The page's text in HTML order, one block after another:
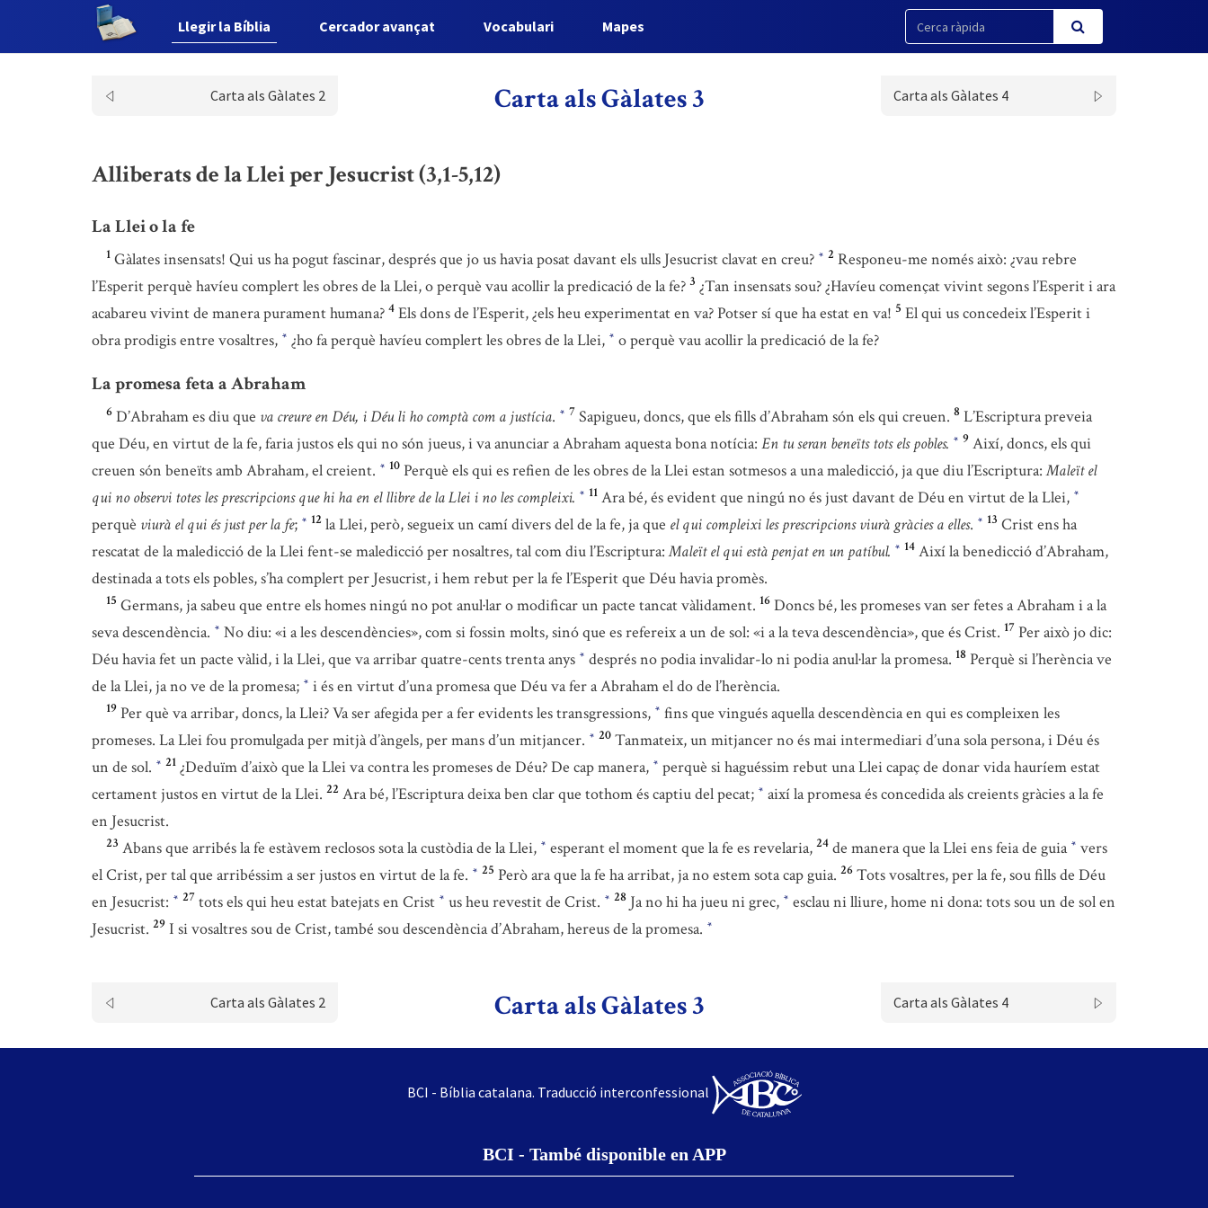
Llegir la Bíblia Cercador avançat Vocabulari Mapes
Carta als Gàlates 2 Carta als Gàlates 3 Carta als Gàlates 4
Alliberats de la Llei per Jesucrist (3,1-5,12)
La Llei o la fe
1 Gàlates insensats! Qui us ha pogut fascinar, després que jo us havia posat davant els ulls Jesucrist clavat en creu? * 2 Responeu-me només això: ¿vau rebre
l’Esperit perquè havíeu complert les obres de la Llei, o perquè vau acollir la predicació de la fe? 3 ¿Tan insensats sou? ¿Havíeu començat vivint segons l’Esperit i ara
acabareu vivint de manera purament humana? 4 Els dons de l’Esperit, ¿els heu experimentat en va? Potser sí que ha estat en va! 5 El qui us concedeix l’Esperit i
obra prodigis entre vosaltres, * ¿ho fa perquè havíeu complert les obres de la Llei, * o perquè vau acollir la predicació de la fe?
La promesa feta a Abraham
6 D’Abraham es diu que va creure en Déu, i Déu li ho comptà com a justícia. * 7 Sapigueu, doncs, que els fills d’Abraham són els qui creuen. 8 L’Escriptura preveia
que Déu, en virtut de la fe, faria justos els qui no són jueus, i va anunciar a Abraham aquesta bona notícia: En tu seran beneïts tots els pobles. * 9 Així, doncs, els qui
creuen són beneïts amb Abraham, el creient. * 10 Perquè els qui es refien de les obres de la Llei estan sotmesos a una maledicció, ja que diu l’Escriptura:Maleït el
qui no observi totes les prescripcions que hi ha en el llibre de la Llei i no les compleixi. * 11 Ara bé, és evident que ningú no és just davant de Déu en virtut de la Llei, *
perquè viurà el qui és just per la fe; * 12 la Llei, però, segueix un camí divers del de la fe, ja que el qui compleixi les prescripcions viurà gràcies a elles. * 13 Crist ens ha
rescatat de la maledicció de la Llei fent-se maledicció per nosaltres, tal com diu l’Escriptura:Maleït el qui està penjat en un patíbul. * 14 Així la benedicció d’Abraham,
destinada a tots els pobles, s’ha complert per Jesucrist, i hem rebut per la fe l’Esperit que Déu havia promès.
15 Germans, ja sabeu que entre els homes ningú no pot anul·lar o modificar un pacte tancat vàlidament. 16 Doncs bé, les promeses van ser fetes a Abraham i a la
seva descendència. * No diu: «i a les descendències», com si fossin molts, sinó que es refereix a un de sol: «i a la teva descendència», que és Crist. 17 Per això jo dic:
Déu havia fet un pacte vàlid, i la Llei, que va arribar quatre-cents trenta anys * després no podia invalidar-lo ni podia anul·lar la promesa. 18 Perquè si l’herència ve
de la Llei, ja no ve de la promesa; * i és en virtut d’una promesa que Déu va fer a Abraham el do de l’herència.
19 Per què va arribar, doncs, la Llei? Va ser afegida per a fer evidents les transgressions, * fins que vingués aquella descendència en qui es compleixen les
promeses. La Llei fou promulgada per mitjà d’àngels, per mans d’un mitjancer. * 20 Tanmateix, un mitjancer no és mai intermediari d’una sola persona, i Déu és
un de sol. * 21 ¿Deduïm d’això que la Llei va contra les promeses de Déu? De cap manera, * perquè si haguéssim rebut una Llei capaç de donar vida hauríem estat
certament justos en virtut de la Llei. 22 Ara bé, l’Escriptura deixa ben clar que tothom és captiu del pecat; * així la promesa és concedida als creients gràcies a la fe
en Jesucrist.
23 Abans que arribés la fe estàvem reclosos sota la custòdia de la Llei, * esperant el moment que la fe es revelaria, 24 de manera que la Llei ens feia de guia * vers
el Crist, per tal que arribéssim a ser justos en virtut de la fe. * 25 Però ara que la fe ha arribat, ja no estem sota cap guia. 26 Tots vosaltres, per la fe, sou fills de Déu
en Jesucrist: * 27 tots els qui heu estat batejats en Crist * us heu revestit de Crist. * 28 Ja no hi ha jueu ni grec, * esclau ni lliure, home ni dona: tots sou un de sol en
Jesucrist. 29 I si vosaltres sou de Crist, també sou descendència d’Abraham, hereus de la promesa. *
Carta als Gàlates 2 Carta als Gàlates 3 Carta als Gàlates 4
BCI - Bíblia catalana. Traducció interconfessional
BCI - També disponible en APP